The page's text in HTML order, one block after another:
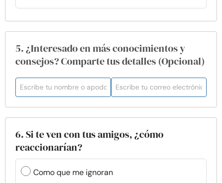
5. ¿Interesado en más conocimientos y
consejos? Comparte tus detalles (Opcional)
6. Si te ven con tus amigos, ¿cómo
reaccionarían?
Como que me ignoran